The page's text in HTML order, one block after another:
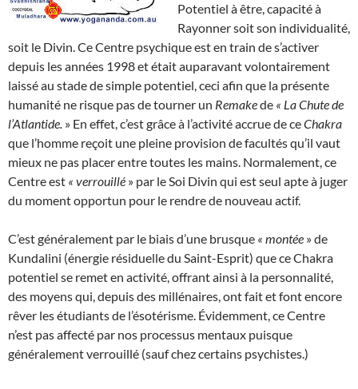
Potentiel à être, capacité à
Rayonner soit son individualité,
soit le Divin. Ce Centre psychique est en train de s’activer
depuis les années 1998 et était auparavant volontairement
laissé au stade de simple potentiel, ceci afin que la présente
humanité ne risque pas de tourner un Remakede « La Chute de
l’Atlantide. » En effet, c’est grâce à l’activité accrue de ceChakra
que l’homme reçoit une pleine provision de facultés qu’il vaut
mieux ne pas placer entre toutes les mains. Normalement, ce
Centre est « verrouillé » par le Soi Divin qui est seul apte à juger
du moment opportun pour le rendre de nouveau actif.
C’est généralement par le biais d’une brusque « montée » de
Kundalini (énergie résiduelle du Saint-Esprit) que ce Chakra
potentiel se remet en activité, offrant ainsi à la personnalité,
des moyens qui, depuis des millénaires, ont fait et font encore
rêver les étudiants de l’ésotérisme. Évidemment, ce Centre
n’est pas affecté par nos processus mentaux puisque
généralement verrouillé (sauf chez certains psychistes.)